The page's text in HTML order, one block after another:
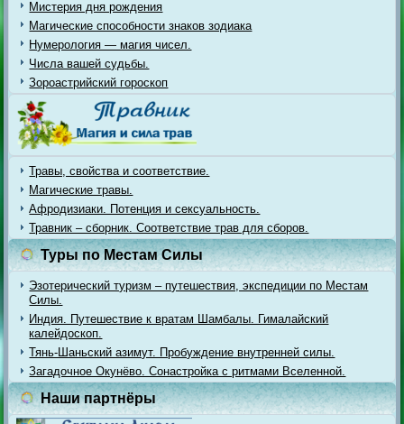
Мистерия дня рождения
Магические способности знаков зодиака
Нумерология — магия чисел.
Числа вашей судьбы.
Зороастрийский гороскоп
Травы, свойства и соответствие.
Магические травы.
Афродизиаки. Потенция и сексуальность.
Травник – сборник. Соответствие трав для сборов.
Туры по Местам Силы
Эзотерический туризм – путешествия, экспедиции по Местам
Силы.
Индия. Путешествие к вратам Шамбалы. Гималайский
калейдоскоп.
Тянь-Шаньский азимут. Пробуждение внутренней силы.
Загадочное Окунёво. Сонастройка с ритмами Вселенной.
Наши партнёры